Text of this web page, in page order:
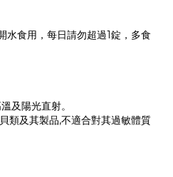
水食用，每日請勿超過1錠，多食
及陽光直射。
類及其製品,不適合對其過敏體質